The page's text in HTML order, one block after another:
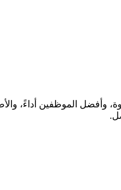
وأفضل الموظفين أداءً،